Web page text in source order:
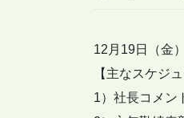
12月19日（金
【主なスケジュ
1）社長コメン